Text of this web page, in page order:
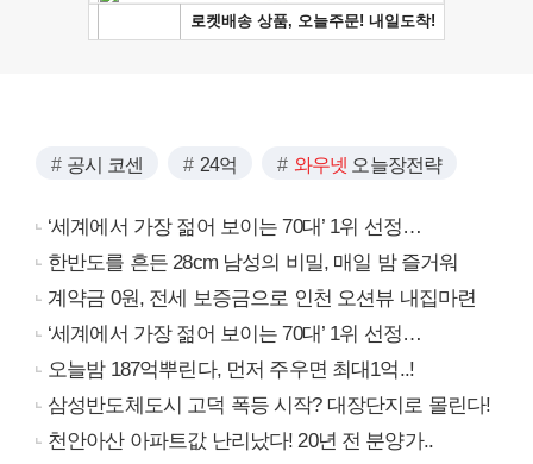
공시 코센 24억 와우넷 오늘장전략
‘세계에서 가장 젊어 보이는 70대’ 1위 선정…
한반도를 흔든 28cm 남성의 비밀, 매일 밤 즐거워
계약금 0원, 전세 보증금으로 인천 오션뷰 내집마련
‘세계에서 가장 젊어 보이는 70대’ 1위 선정…
오늘밤 187억뿌린다, 먼저 주우면 최대1억..!
삼성반도체도시 고덕 폭등 시작? 대장단지로 몰린다!
천안아산 아파트값 난리났다! 20년 전 분양가..